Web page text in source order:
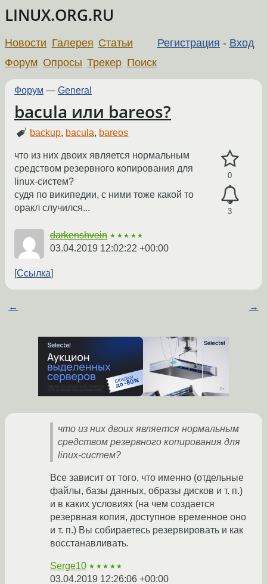
LINUX.ORG.RU
Регистрация - Вход
Новости Галерея Статьи
Форум Опросы Трекер Поиск
Форум — General
bacula или bareos?
backup, bacula, bareos
0
3
что из них двоих является нормальным
средством резервного копирования для
linux-систем?
судя по википедии, с ними тоже какой то
оракл случился...
darkenshvein ★★★★★
03.04.2019 12:02:22 +00:00
Ссылка
← →
что из них двоих является нормальным
средством резервного копирования для
linux-систем?
Все зависит от того, что именно (отдельные
файлы, базы данных, образы дисков и т. п.)
и в каких условиях (на чем создается
резервная копия, доступное временное оно
и т. п.) Вы собираетесь резервировать и как
восстанавливать.
Serge10 ★★★★★
03.04.2019 12:26:06 +00:00